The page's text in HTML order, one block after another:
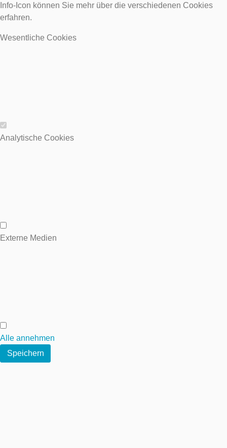
Info-Icon können Sie mehr über die verschiedenen Cookies
erfahren.
Wesentliche Cookies
Wesentliche Cookies
Analytische Cookies
Analytische Cookies
Externe Medien
Externe Medien
Alle annehmen
Speichern